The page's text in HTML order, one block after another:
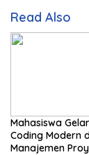
Read Also
Mahasiswa
Coding Modern
Manajemen